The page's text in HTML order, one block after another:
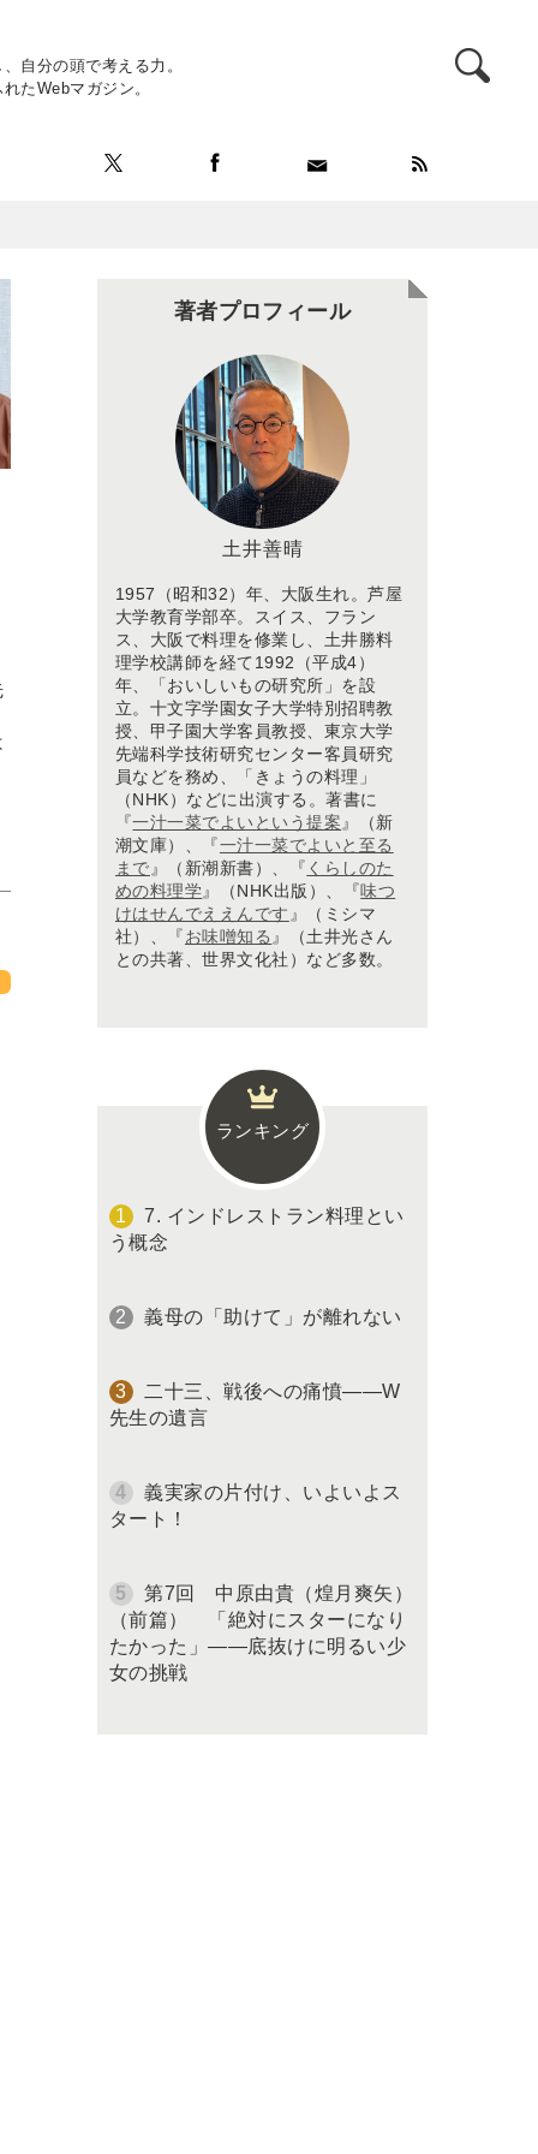
自分の頭で考える力。
たWebマガジン。
著者プロフィール
土井善晴
1957（昭和32）年、大阪生れ。芦屋
大学教育学部卒。スイス、フラン
ス、大阪で料理を修業し、土井勝料
理学校講師を経て1992（平成4）
年、「おいしいもの研究所」を設
立。十文字学園女子大学特別招聘教
授、甲子園大学客員教授、東京大学
先端科学技術研究センター客員研究
員などを務め、「きょうの料理」
（NHK）などに出演する。著書に
『一汁一菜でよいという提案 』（新
潮文庫）、『一汁一菜でよいと至る
まで 』（新潮新書）、『 くらしのた
めの料理学』（NHK出版）、『味つ
けはせんでええんです 』（ミシマ
社）、『お味噌知る 』（土井光さん
との共著、世界文化社）など多数。
ランキング
7. インドレストラン料理とい
う概念
義母の「助けて」が離れない
二十三、戦後への痛憤――W
先生の遺言
義実家の片付け、いよいよス
タート！
第7回 中原由貴（煌月爽矢）
（前篇） 「絶対にスターになり
たかった」――底抜けに明るい少
女の挑戦